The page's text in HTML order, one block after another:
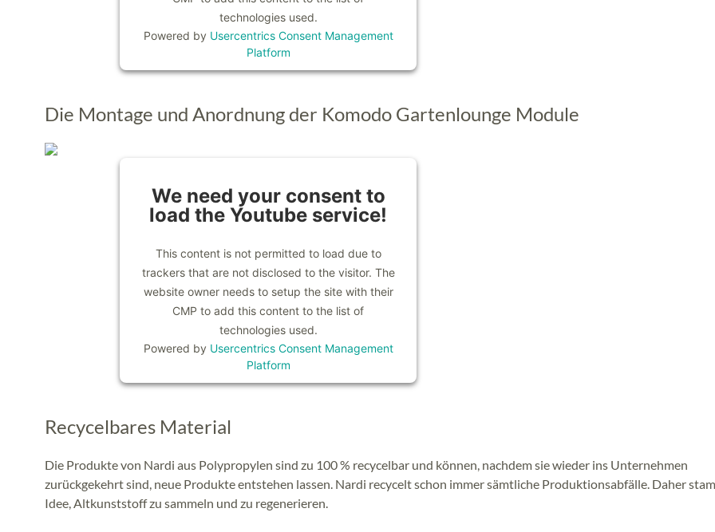
technologies used.
Powered by Usercentrics Consent Management
Platform
Die Montage und Anordnung der Komodo Gartenlounge Module
We need your consent to
load the Youtube service!
This content is not permitted to load due to
trackers that are not disclosed to the visitor. The
website owner needs to setup the site with their
CMP to add this content to the list of
technologies used.
Powered by Usercentrics Consent Management
Platform
Recycelbares Material
Die Produkte von Nardi aus Polypropylen sind zu 100 % recycelbar und können, nachdem sie wieder ins Unternehmen
zurückgekehrt sind, neue Produkte entstehen lassen. Nardi recycelt schon immer sämtliche Produktionsabfälle. Daher
Idee, Altkunststoff zu sammeln und zu regenerieren.